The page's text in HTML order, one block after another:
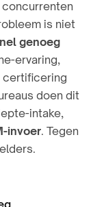
concurrenten
is niet
genoeg
ervaring,
certificering
doen dit
intake,
invoer. Tegen